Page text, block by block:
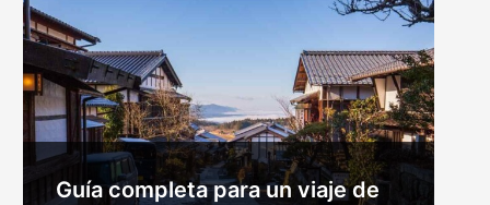
Guía completa para un viaje de